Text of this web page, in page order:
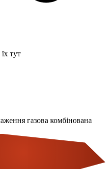
тут
газова комбінована